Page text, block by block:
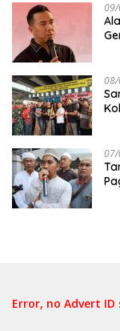
Error, no Advert